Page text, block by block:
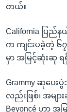
ရန်တယ်။
California ပြည်န
က ကျင်းပခဲ့တဲ့ ၆၇
မှာ အမြင့်ဆုံးဆု ရ
Grammy ဆုပေ
လည်းဖြစ်၊ အမျ
Beyoncé ဟာ